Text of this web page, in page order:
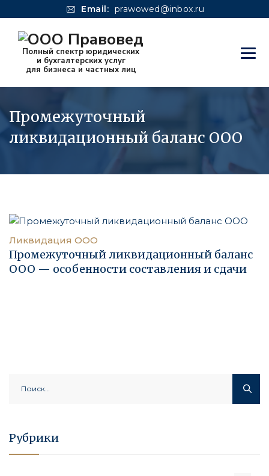
Email: prawowed@inbox.ru
Промежуточный
ликвидационный баланс ООО
Ликвидация ООО
Промежуточный ликвидационный баланс
ООО — особенности составления и сдачи
Рубрики